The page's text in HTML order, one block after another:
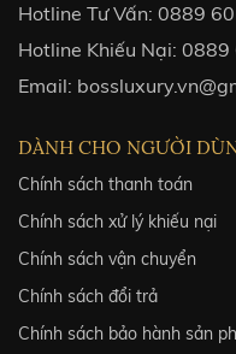
Hotline Tư Vấn: 0889
Hotline Khiếu Nại: 0889
Email:
DÀNH CHO NGƯỜI
Chính sách thanh toán
Chính sách xử lý khiếu nại
Chính sách vận chuyển
Chính sách đổi trả
Chính sách bảo hành sản